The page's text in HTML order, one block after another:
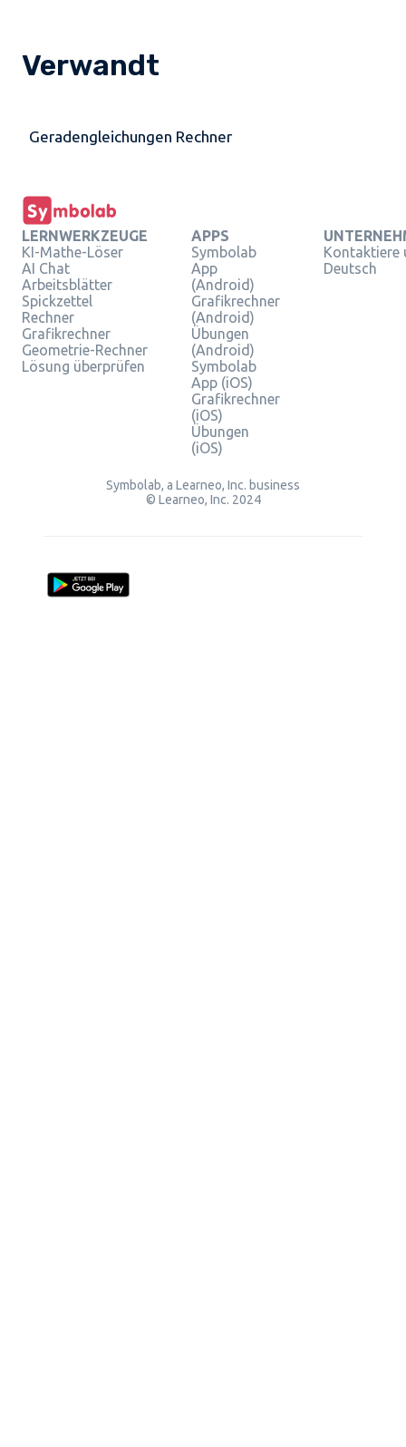
Verwandt
Geradengleichungen Rechner
LERNWERKZEUGE
KI-Mathe-Löser
AI Chat
Arbeitsblätter
Spickzettel
Rechner
Grafikrechner
Geometrie-Rechner
Lösung überprüfen
APPS
Symbolab
App
(Android)
Grafikrechner
(Android)
Übungen
(Android)
Symbolab
App (iOS)
Grafikrechner
(iOS)
Übungen
(iOS)
Kontaktiere
Deutsch
Symbolab, a Learneo, Inc. business
© Learneo, Inc. 2024